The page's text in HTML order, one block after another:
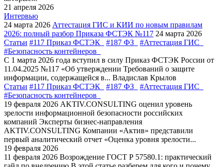
21 апреля 2026
Интервью
24 марта 2026 Аттестация ГИС и КИИ по новым правилам
2026: полный разбор Приказа ФСТЭК №117 24 марта 2026
Статьи #117 Приказ ФСТЭК #187 ФЗ
#Аттестация ГИС
#Безопасность контейнеров
С 1 марта 2026 года вступил в силу Приказ ФСТЭК России от
11.04.2025 №117 «Об утверждении Требований о защите
информации, содержащейся в... Владислав Крылов
Статьи #117 Приказ ФСТЭК #187 ФЗ
#Аттестация ГИС
#Безопасность контейнеров
19 февраля 2026 AKTIV.CONSULTING оценил уровень
зрелости информационной безопасности российских
компаний Эксперты бизнес-направления
AKTIV.CONSULTING Компании «Актив» представили
первый аналитический отчет «Оценка уровня зрелости...
19 февраля 2026
11 февраля 2026 Возрождение ГОСТ Р 57580.1: практический